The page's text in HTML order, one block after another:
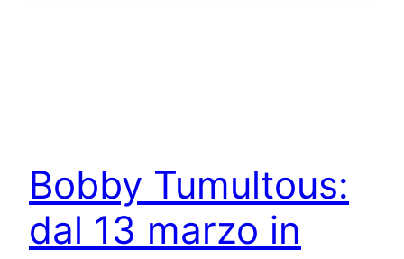
Bobby Tumultous:
dal 13 marzo in